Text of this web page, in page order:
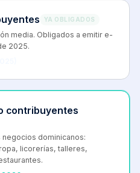
YA OBLIGADOS
media. Obligados a emitir e-
2025.
contribuyentes
negocios dominicanos:
licorerías, talleres,